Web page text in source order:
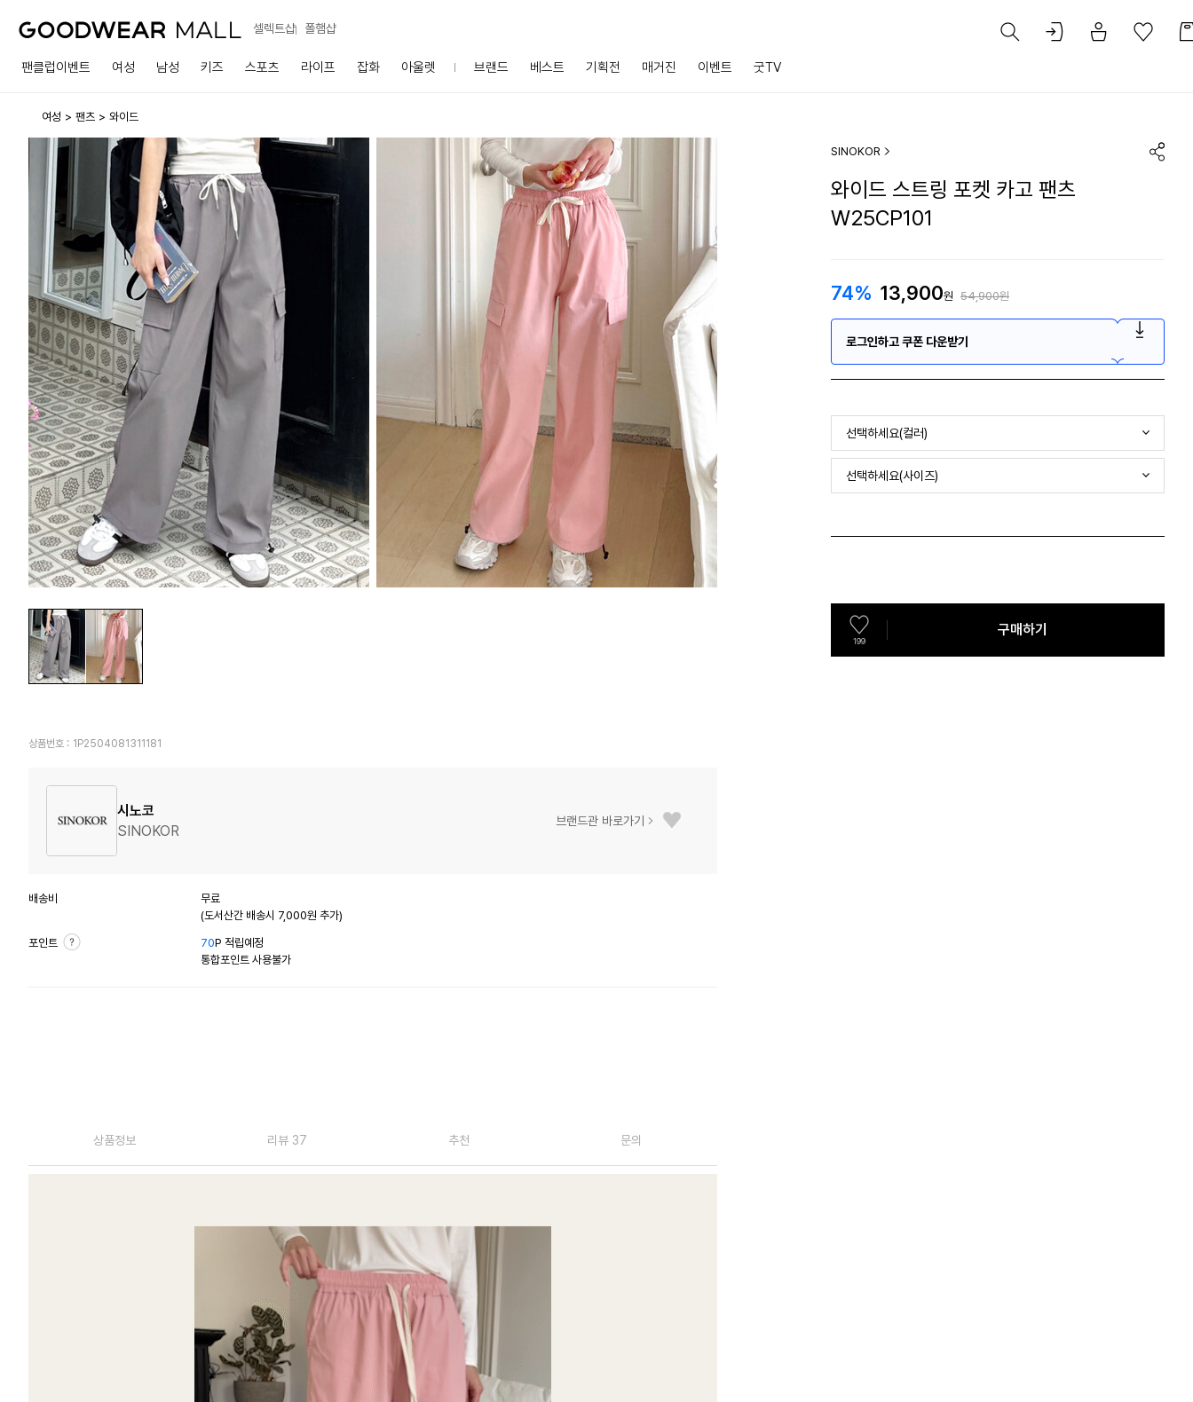
셀렉트샵 폴햄샵
팬클럽이벤트 여성 남성 키즈 스포츠 라이프 잡화 아울렛 브랜드 베스트 기획전 매거진 이벤트 굿TV
여성 팬츠 와이드
상품번호 : 1P2504081311181
시노코
SINOKOR
브랜드관 바로가기
배송비
무료
(도서산간 배송시 7,000원 추가)
포인트 70P 적립예정
통합포인트 사용불가
상품정보 리뷰 37 추천 문의
SINOKOR
와이드 스트링 포켓 카고 팬츠
W25CP101
74% 13,900원 54,900원
로그인하고 쿠폰 다운받기
선택하세요(컬러)
선택하세요(사이즈)
199
구매하기